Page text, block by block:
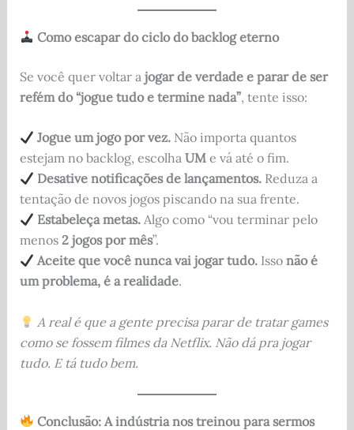
Como escapar do ciclo do backlog eterno
Se você quer voltar a jogar de verdade e parar de ser
refém do “jogue tudo e termine nada”, tente isso:
Jogue um jogo por vez.Não importa quantos
estejam no backlog, escolha UMe vá até o fim.
Desative notificações de lançamentos.Reduza a
tentação de novos jogos piscando na sua frente.
Estabeleça metas.Algo como “vou terminar pelo
menos 2 jogos por mês”.
Aceite que você nunca vai jogar tudo.Isso não é
um problema, é a realidade.
A real é que a gente precisa parar de tratar games
como se fossem filmes da Netflix. Não dá pra jogar
tudo. E tá tudo bem.
Conclusão: A indústria nos treinou para sermos